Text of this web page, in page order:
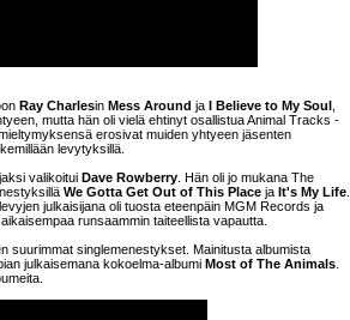
Ray Charlesin Mess Around ja I Believe to My Soul ,
mutta hän oli vielä ehtinyt osallistua Animal Tracks -
erosivat muiden yhtyeen jäsenten
levytyksillä.
valikoitui Dave Rowberry. Hän oli jo mukana The
We Gotta Get Out of This Place ja It's My Life.
julkaisijana oli tuosta eteenpäin MGM Records ja
runsaammin taiteellista vapautta.
suurimmat singlemenestykset. Mainitusta albumista
julkaisemana kokoelma-albumi Most of The Animals.